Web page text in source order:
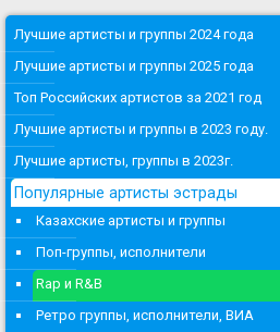
Лучшие артисты и группы 2024 года
Лучшие артисты и группы 2025 года
Топ Российских артистов за 2021 год
Лучшие артисты и группы в 2023 году.
Лучшие артисты, группы в 2023г.
Популярные артисты эстрады
Казахские артисты и группы
Поп-группы, исполнители
Rap и R&B
Ретро группы, исполнители, ВИА